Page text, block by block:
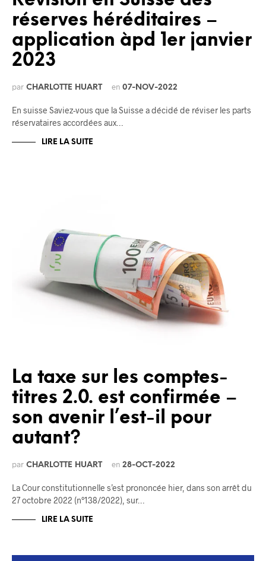
réserves héréditaires –
application àpd 1er janvier
2023
par CHARLOTTE HUART en 07-NOV-2022
En suisse Saviez-vous que la Suisse a décidé de réviser les parts
réservataires accordées aux…
LIRE LA SUITE
La taxe sur les comptes-
titres 2.0. est confirmée –
son avenir l’est-il pour
autant?
par CHARLOTTE HUART en 28-OCT-2022
La Cour constitutionnelle s’est prononcée hier, dans son arrêt du
27 octobre 2022 (n°138/2022), sur…
LIRE LA SUITE